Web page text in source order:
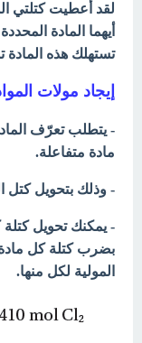
لقد أعطيت كتلتي
أيهما المادة
تستهلك هذه المادة
إيجاد مولات
- يتطلب تعرّف
مادة متفاعلة.
- وذلك بتحويل كتل
- يمكنك تحويل
بضرب كتلة كل
المولية لكل منها.